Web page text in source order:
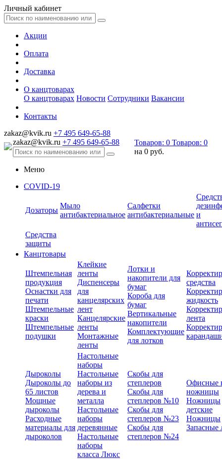
Личный кабинет
Акции
Оплата
Доставка
О канцтоварах
О канцтоварах Новости Сотрудники Вакансии
Контакты
zakaz@kvik.ru +7 495 649-65-88
zakaz@kvik.ru +7 495 649-65-88 Товаров: 0 Товаров: 0
на 0 руб.
Меню
COVID-19
Дозаторы
Мыло
антибактериальное
Салфетки
антибактериальные и
Средства
защиты
Канцтовары
Штемпельная
продукция
Оснастки для
печати
Штемпельные
краски
Штемпельные
подушки
Клейкие
ленты
Диспенсеры
для
канцелярских
лент
Канцелярские
ленты
Монтажные
ленты
Лотки и
накопители для
бумаг
Короба для
бумаг
Вертикальные
накопители
Комплектующие
для лотков
средства
жидкость
лента
Дыроколы
Дыроколы до
65 листов
Мощные
дыроколы
Расходные
материалы для
дыроколов
Настольные
наборы
Настольные
наборы из
дерева и
металла
Настольные
наборы
деревянные
Настольные
наборы
класса Люкс
Скобы для
степлеров
Скобы для
степлеров №10
Скобы для
степлеров №23
Скобы для
степлеров №24
Офисные
ножницы
Ножницы
детские
Ножницы
Запасные